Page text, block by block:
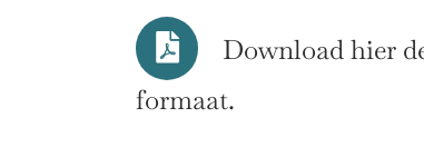
Download hier
formaat.